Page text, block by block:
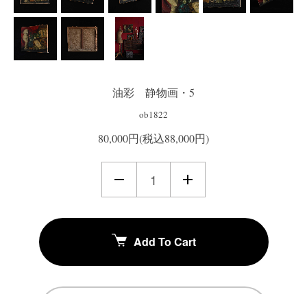
油彩 静物画・5
ob1822
80,000円(税込88,000円)
Add To Cart